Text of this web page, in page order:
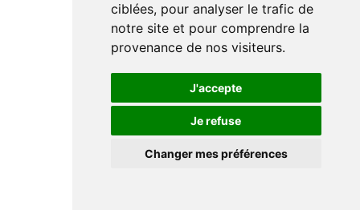
ciblées, pour analyser le trafic de
notre site et pour comprendre la
provenance de nos visiteurs.
J'accepte
Je refuse
Changer mes préférences